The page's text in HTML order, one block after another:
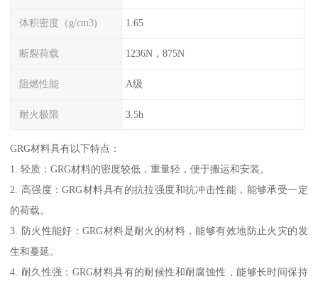
体积密度（g/cm3) 1.65
断裂荷载 1236N，875N
阻燃性能 A级
耐火极限 3.5h
GRG材料具有以下特点：
1. 轻质：GRG材料的密度较低，重量轻，便于搬运和安装。
2. 高强度：GRG材料具有的抗拉强度和抗冲击性能，能够承受一定
的荷载。
3. 防火性能好：GRG材料是耐火的材料，能够有效地防止火灾的发
生和蔓延。
4. 耐久性强：GRG材料具有的耐候性和耐腐蚀性，能够长时间保持